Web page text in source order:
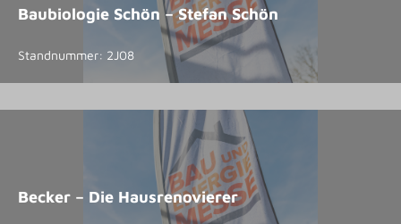
Baubiologie Schön – Stefan Schön
Standnummer: 2J08
Becker – Die Hausrenovierer